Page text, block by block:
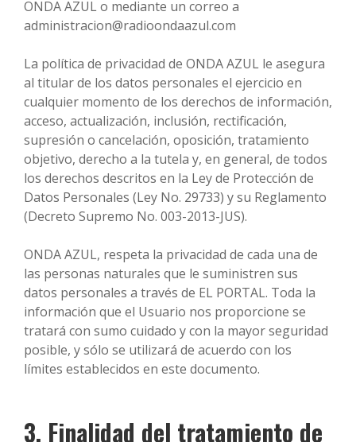
ONDA AZUL o mediante un correo a
administracion@radioondaazul.com
La política de privacidad de ONDA AZUL le asegura
al titular de los datos personales el ejercicio en
cualquier momento de los derechos de información,
acceso, actualización, inclusión, rectificación,
supresión o cancelación, oposición, tratamiento
objetivo, derecho a la tutela y, en general, de todos
los derechos descritos en la Ley de Protección de
Datos Personales (Ley No. 29733) y su Reglamento
(Decreto Supremo No. 003-2013-JUS).
ONDA AZUL, respeta la privacidad de cada una de
las personas naturales que le suministren sus
datos personales a través de EL PORTAL. Toda la
información que el Usuario nos proporcione se
tratará con sumo cuidado y con la mayor seguridad
posible, y sólo se utilizará de acuerdo con los
límites establecidos en este documento.
3. Finalidad del tratamiento de